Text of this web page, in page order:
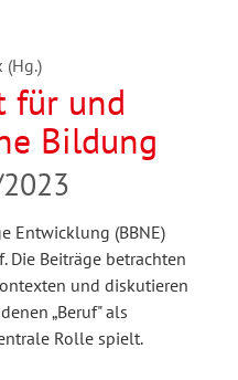
(Hg.)
für und
Bildung
Entwicklung (BBNE)
Die Beiträge betrachten
und diskutieren
„Beruf" als
Rolle spielt.